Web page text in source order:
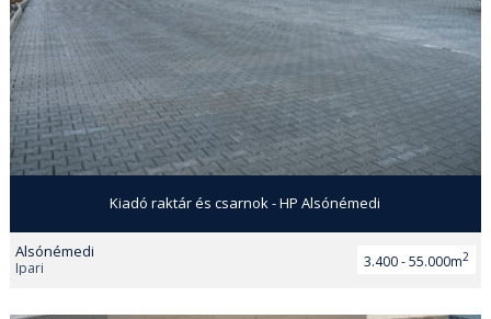
Kiadó raktár és csarnok - HP Alsónémedi
Alsónémedi
Ipari 3.400 - 55.000m2